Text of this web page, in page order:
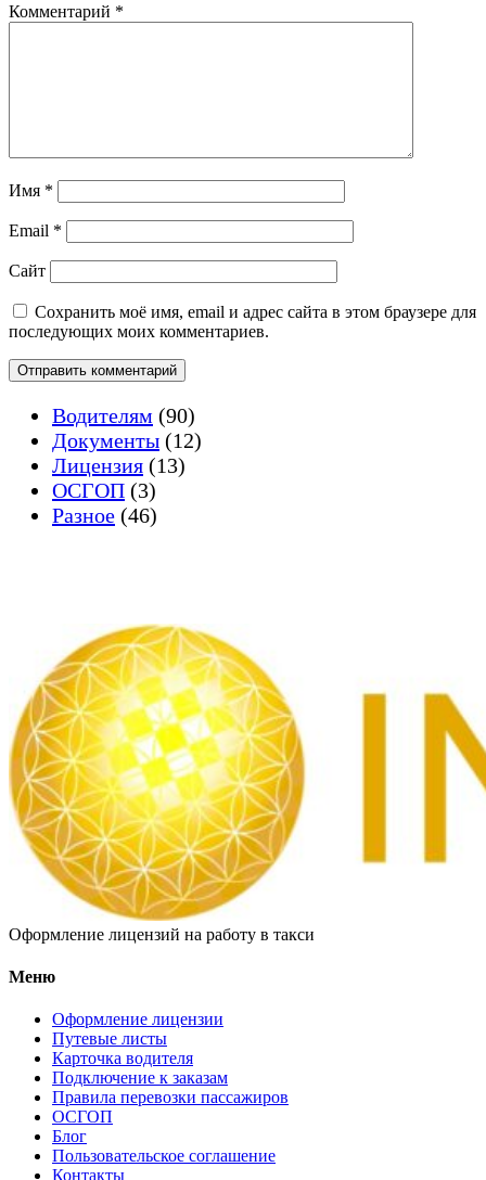
Комментарий *
Имя *
Email *
Сайт
Сохранить моё имя, email и адрес сайта в этом браузере для
последующих моих комментариев.
Водителям (90)
Документы (12)
Лицензия (13)
ОСГОП (3)
Разное (46)
Оформление лицензий на работу в такси
Меню
Оформление лицензии
Путевые листы
Карточка водителя
Подключение к заказам
Правила перевозки пассажиров
ОСГОП
Блог
Пользовательское соглашение
Контакты